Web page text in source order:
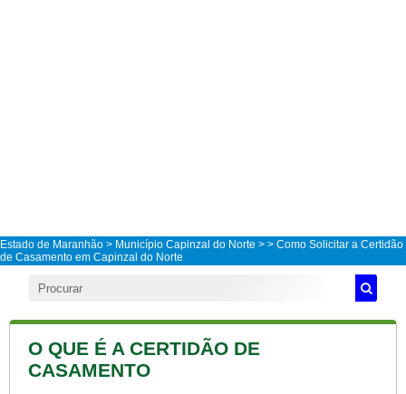
Estado de Maranhão > Município Capinzal do Norte > > Como Solicitar a Certidão
de Casamento em Capinzal do Norte
O QUE É A CERTIDÃO DE
CASAMENTO